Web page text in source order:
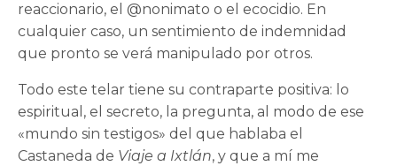
reaccionario, el @nonimato o el ecocidio. En
cualquier caso, un sentimiento de indemnidad
que pronto se verá manipulado por otros.
Todo este telar tiene su contraparte positiva: lo
espiritual, el secreto, la pregunta, al modo de ese
«mundo sin testigos» del que hablaba el
Castaneda de Viaje a Ixtlán, y que a mí me